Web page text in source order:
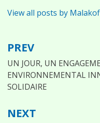
View all posts by
Navigation
de
l’article
PREV
UN JOUR, UN
ENVIRONNEMENTAL
SOLIDAIRE
NEXT